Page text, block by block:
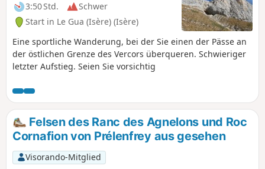
3:50 Std.
Schwer
Start in Le Gua (Isère) (Isère)
Eine sportliche Wanderung, bei der Sie einen der Pässe an
der östlichen Grenze des Vercors überqueren. Schwieriger
letzter Aufstieg. Seien Sie vorsichtig
Felsen des Ranc des Agnelons und Roc
Cornafion von Prélenfrey aus gesehen
Visorando-Mitglied